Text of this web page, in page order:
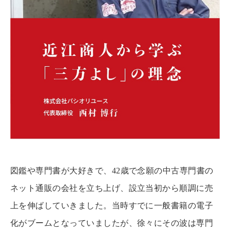
図鑑や専門書が大好きで、42歳で念願の中古専門書の
ネット通販の会社を立ち上げ、設立当初から順調に売
上を伸ばしていきました。当時すでに一般書籍の電子
化がブームとなっていましたが、徐々にその波は専門